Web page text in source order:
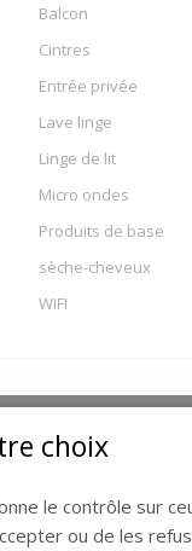
Balcon
Cintres
Entrée privée
Lave linge
Linge de lit
Micro ondes
Produits de base
sèche-cheveux
WIFI
choix
le contrôle sur
ou de les